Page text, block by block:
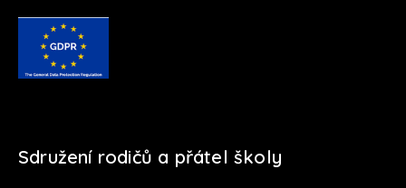
Sdružení rodičů a přátel školy